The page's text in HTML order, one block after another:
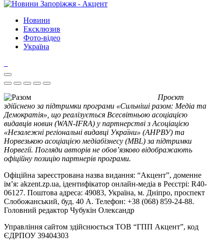
Новини
Ексклюзив
Фото-відео
Україна
Проєкт
здійснено за підтримки програми «Сильніші разом: Медіа та
Демократія», що реалізується Всесвітньою асоціацією
видавців новин (WAN-IFRA) у партнерстві з Асоціацією
«Незалежні регіональні видавці України» (АНРВУ) та
Норвезькою асоціацією медіабізнесу (MBL) за підтримки
Норвегії. Погляди авторів не обов’язково відображають
офіційну позицію партнерів програми.
Офіційна зареєстрована назва видання: “Акцент”, доменне
ім’я: akzent.zp.ua, ідентифікатор онлайн-медіа в Реєстрі: R40-
06127. Поштова адреса: 49083, Україна, м. Дніпро, проспект
Слобожанський, буд. 40 А. Телефон: +38 (068) 859-24-88.
Головний редактор Чубукін Олександр
Управління сайтом здійснюється ТОВ “ГПП Акцент”, код
ЄДРПОУ 39404303